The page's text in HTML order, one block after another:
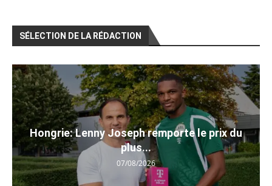
SÉLECTION DE LA RÉDACTION
Hongrie: Lenny Joseph remporte le prix du
plus...
07/08/2026